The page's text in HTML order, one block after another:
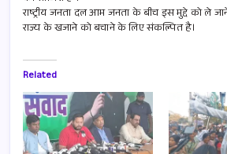
राष्ट्रीय जनता दल आम जनता के बीच इस मुद्दे को ले
राज्य के खजाने को बचाने के लिए संकल्पित है।
Related